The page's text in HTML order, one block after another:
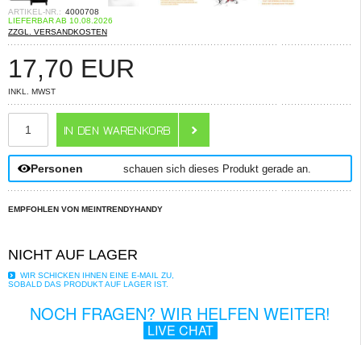
ARTIKEL-NR.: 4000708
LIEFERBAR AB 10.08.2026
ZZGL. VERSANDKOSTEN
17,70 EUR
INKL. MWST
Personen schauen sich dieses Produkt gerade an.
EMPFOHLEN VON MEINTRENDYHANDY
NICHT AUF LAGER
WIR SCHICKEN IHNEN EINE E-MAIL ZU,
SOBALD DAS PRODUKT AUF LAGER IST.
NOCH FRAGEN? WIR HELFEN WEITER!
LIVE CHAT